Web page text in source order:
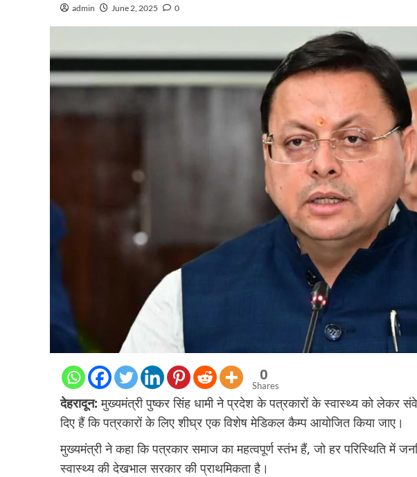
admin June 2, 2025 0
0
Shares
देहरादून: मुख्यमंत्री पुष्कर सिंह धामी ने प्रदेश के पत्रकारों के स्वास्थ्य को लेकर
दिए हैं कि पत्रकारों के लिए शीघ्र एक विशेष मेडिकल कैम्प आयोजित किया जाए।
मुख्यमंत्री ने कहा कि पत्रकार समाज का महत्वपूर्ण स्तंभ हैं, जो हर परिस्थिति में
स्वास्थ्य की देखभाल सरकार की प्राथमिकता है।